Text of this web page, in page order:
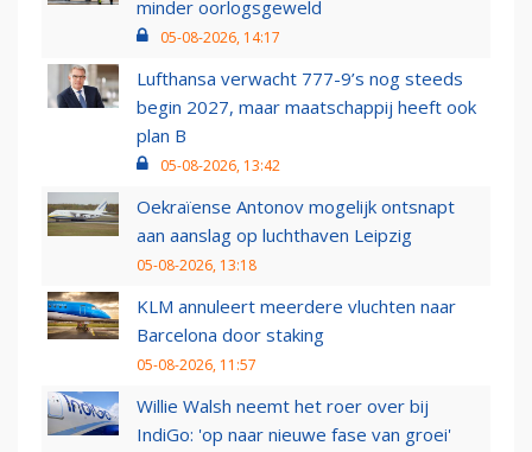
minder oorlogsgeweld
05-08-2026, 14:17
Lufthansa verwacht 777-9’s nog steeds
begin 2027, maar maatschappij heeft ook
plan B
05-08-2026, 13:42
Oekraïense Antonov mogelijk ontsnapt
aan aanslag op luchthaven Leipzig
05-08-2026, 13:18
KLM annuleert meerdere vluchten naar
Barcelona door staking
05-08-2026, 11:57
Willie Walsh neemt het roer over bij
IndiGo: 'op naar nieuwe fase van groei'